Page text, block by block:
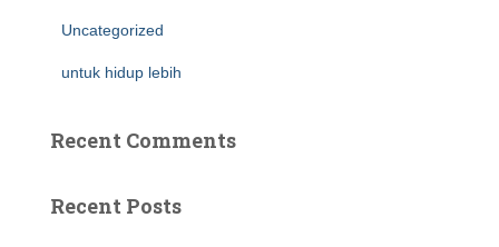
Uncategorized
untuk hidup lebih
Recent Comments
Recent Posts